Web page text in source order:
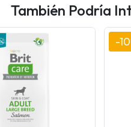
También Podría
-